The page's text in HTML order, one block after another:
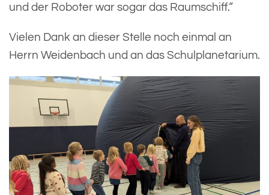
und der Roboter war sogar das Raumschiff.“
Vielen Dank an dieser Stelle noch einmal an
Herrn Weidenbach und an das Schulplanetarium.